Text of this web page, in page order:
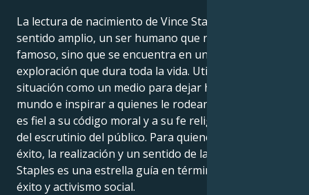
La lectura de nacimiento de Vince Staples es, en un
sentido amplio, un ser humano que no sólo es
famoso, sino que se encuentra en un viaje de
exploración que dura toda la vida. Utilizando cada
situación como un medio para dejar huella en el
mundo e inspirar a quienes le rodean, Vince Staples
es fiel a su código moral y a su fe religiosa a pesar
del escrutinio del público. Para quienes buscan el
éxito, la realización y un sentido de la vida, Vince
Staples es una estrella guía en términos de trabajo,
éxito y activismo social.